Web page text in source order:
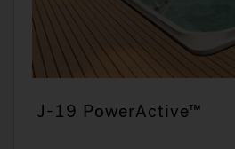
J-19 PowerActive™